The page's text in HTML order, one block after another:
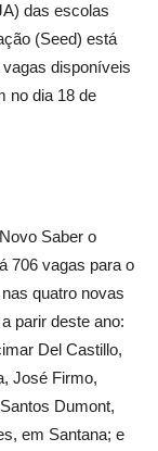
das escolas
(Seed) está
disponíveis
no dia 18 de
Saber o
706 vagas para o
quatro novas
parir deste ano:
Del Castillo,
José Firmo,
Dumont,
em Santana; e